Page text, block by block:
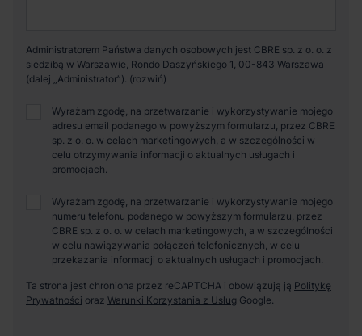
Administratorem Państwa danych osobowych jest CBRE sp. z o. o. z
siedzibą w Warszawie, Rondo Daszyńskiego 1, 00-843 Warszawa
(dalej „Administrator”).
Wyrażam zgodę, na przetwarzanie i wykorzystywanie mojego
adresu email podanego w powyższym formularzu, przez CBRE
sp. z o. o. w celach marketingowych, a w szczególności w
celu otrzymywania informacji o aktualnych usługach i
promocjach.
Wyrażam zgodę, na przetwarzanie i wykorzystywanie mojego
numeru telefonu podanego w powyższym formularzu, przez
CBRE sp. z o. o. w celach marketingowych, a w szczególności
w celu nawiązywania połączeń telefonicznych, w celu
przekazania informacji o aktualnych usługach i promocjach.
Ta strona jest chroniona przez reCAPTCHA i obowiązują ją Politykę
Prywatności oraz Warunki Korzystania z Usług Google.